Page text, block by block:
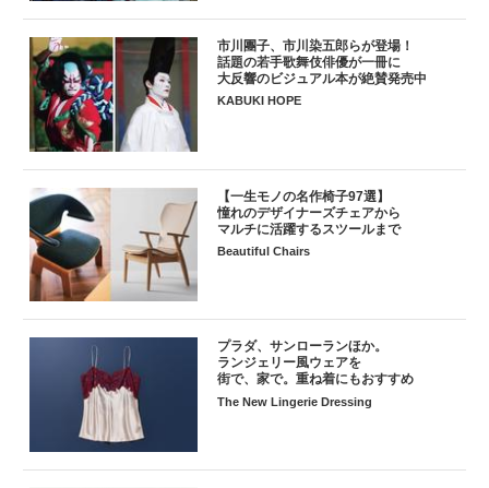
市川團子、市川染五郎らが登場！
話題の若手歌舞伎俳優が一冊に
大反響のビジュアル本が絶賛発売中
KABUKI HOPE
【一生モノの名作椅子97選】
憧れのデザイナーズチェアから
マルチに活躍するスツールまで
Beautiful Chairs
プラダ、サンローランほか。
ランジェリー風ウェアを
街で、家で。重ね着にもおすすめ
The New Lingerie Dressing